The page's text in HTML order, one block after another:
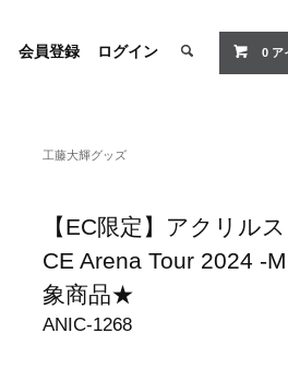
会員登録 ログイン 0 ア
工藤大輝グッズ
【EC限定】アクリル
CE Arena Tour 2024 -
象商品★
ANIC-1268